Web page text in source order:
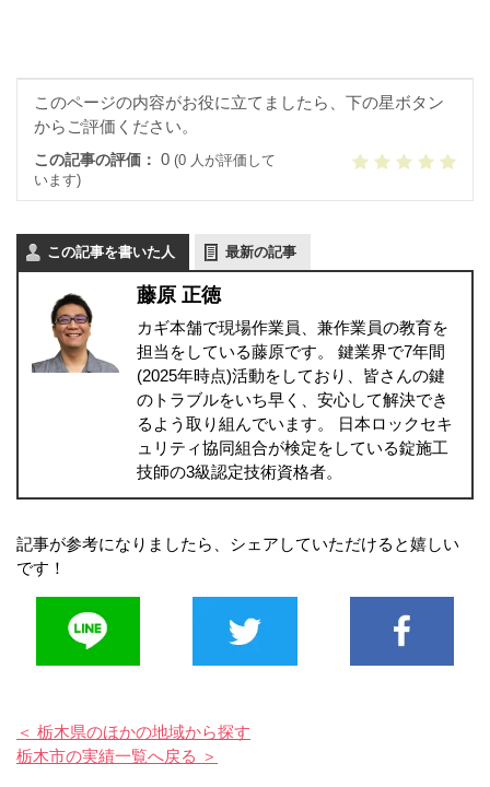
このページの内容がお役に立てましたら、下の星ボタン
からご評価ください。
この記事の評価： 0 (0 人が評価して
います)
この記事を書いた人 最新の記事
藤原 正徳
カギ本舗で現場作業員、兼作業員の教育を
担当をしている藤原です。 鍵業界で7年間
(2025年時点)活動をしており、皆さんの鍵
のトラブルをいち早く、安心して解決でき
るよう取り組んでいます。 日本ロックセキ
ュリティ協同組合が検定をしている錠施工
技師の3級認定技術資格者。
記事が参考になりましたら、シェアしていただけると嬉しい
です！
＜ 栃木県のほかの地域から探す
栃木市の実績一覧へ戻る ＞